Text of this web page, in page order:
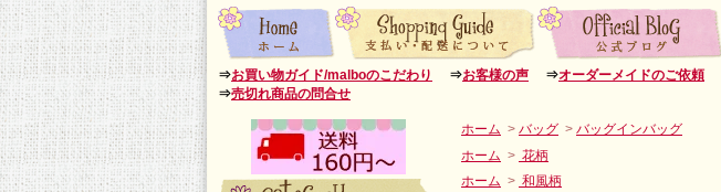
⇒お買い物ガイド/malboのこだわり ⇒お客様の声 ⇒オーダーメイドのご依頼
⇒売切れ商品の問合せ
ホーム > バッグ > バッグインバッグ
ホーム > 花柄
ホーム > 和風柄